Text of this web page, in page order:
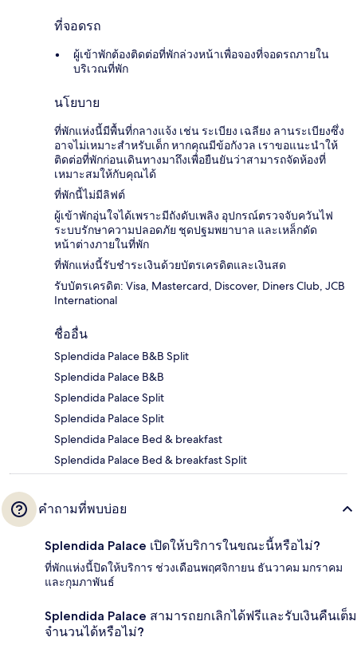
ที่จอดรถ
ผู้เข้าพักต้องติดต่อที่พักล่วงหน้าเพื่อจองที่จอดรถภายใน
บริเวณที่พัก
นโยบาย
ที่พักแห่งนี้มีพื้นที่กลางแจ้ง เช่น ระเบียง เฉลียง ลานระเบียงซึ่ง
อาจไม่เหมาะสำหรับเด็ก หากคุณมีข้อกังวล เราขอแนะนำให้
ติดต่อที่พักก่อนเดินทางมาถึงเพื่อยืนยันว่าสามารถจัดห้องที่
เหมาะสมให้กับคุณได้
ที่พักนี้ไม่มีลิฟต์
ผู้เข้าพักอุ่นใจได้เพราะมีถังดับเพลิง อุปกรณ์ตรวจจับควันไฟ
ระบบรักษาความปลอดภัย ชุดปฐมพยาบาล และเหล็กดัด
หน้าต่างภายในที่พัก
ที่พักแห่งนี้รับชำระเงินด้วยบัตรเครดิตและเงินสด
รับบัตรเครดิต: Visa, Mastercard, Discover, Diners Club, JCB
International
ชื่ออื่น
Splendida Palace B&B Split
Splendida Palace B&B
Splendida Palace Split
Splendida Palace Split
Splendida Palace Bed & breakfast
Splendida Palace Bed & breakfast Split
คำถามที่พบบ่อย
Splendida Palace เปิดให้บริการในขณะนี้หรือไม่?
ที่พักแห่งนี้ปิดให้บริการ ช่วงเดือนพฤศจิกายน ธันวาคม มกราคม
และกุมภาพันธ์
Splendida Palace สามารถยกเลิกได้ฟรีและรับเงินคืนเต็ม
จำนวนได้หรือไม่?